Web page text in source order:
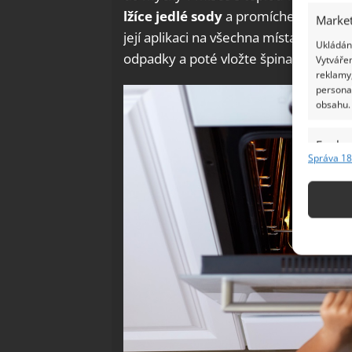
obsahu.
Funkce
Správa
lžíce jedlé sodya promíchejte tak,
její aplikaci na všechna místa roštu,
odpadky a poté vložte špinavý rošt.